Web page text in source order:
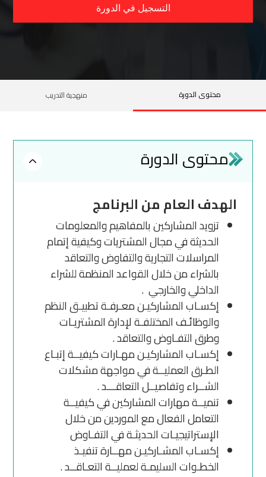
التسجيل في الدورة
محتوى الدورة منهجية التدريب
محتوى الدورة
الهدف العام من البرنامج
تزويد المشاركين بالمفاهيم والمعلومات
الحديثة في مجال المشتريات وكيفية إتمام
المراسلات التجارية والتفاوض والتعاقد
بالشراء من خلال القواعد المنظمة للشراء
الداخلي والخارجي .
إكسـاب المشاركيـن معـرفـة تطبيـق النظم
والوظائـف المختلفـة لإدارة المشتريـات
وطرق التفـاوض والتعاقد .
إكسـاب المشاركيـن مهـارات كيفيــة إتبـاع
الطـرق العمليــة في مواجهة مشكلات
الشــراء وتفاصيــل التعاقـــد .
تنميــة مهارات المشاركين في كيفيــة
التعامل الفعال مع الموردين من خلال
الإستراتيجيـات الحديثـة في التفـاوض
إكسـاب المشـاركيـن مهــارة تنفيـذ
الخطـوات السليمـة لعمليــة التعـاقــد .